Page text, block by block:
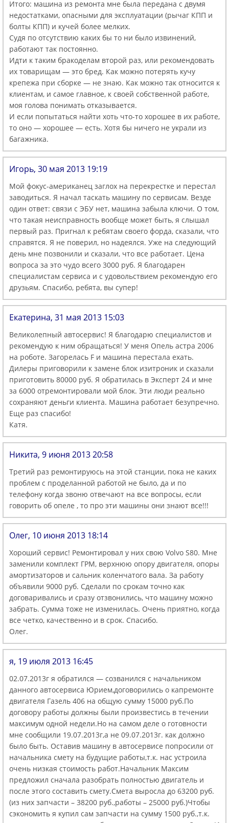
Итого: машина из ремонта мне была передана с двумя
недостатками, опасными для эксплуатации (рычаг КПП и
болты КПП) и кучей более мелких.
Судя по отсутствию каких бы то ни было извинений,
работают так постоянно.
Идти к таким бракоделам второй раз, или рекомендовать
их товарищам — это бред. Как можно потерять кучу
крепежа при сборке — не знаю. Как можно так относится к
клиентам, и самое главное, к своей собственной работе,
моя голова понимать отказывается.
И если попытаться найти хоть что-то хорошее в их работе,
то оно — хорошее — есть. Хотя бы ничего не украли из
багажника.
Игорь, 30 мая 2013 19:19
Мой фокус-американец заглох на перекрестке и перестал
заводиться. Я начал таскать машину по сервисам. Везде
один ответ: связи с ЭБУ нет, машина забыла ключи. О том,
что такая неисправность вообще может быть, я слышал
первый раз. Пригнал к ребятам своего форда, сказали, что
справятся. Я не поверил, но надеялся. Уже на следующий
день мне позвонили и сказали, что все работает. Цена
вопроса за это чудо всего 3000 руб. Я благодарен
специалистам сервиса и с удовольствием рекомендую его
друзьям. Спасибо, ребята, вы супер!
Екатерина, 31 мая 2013 15:03
Великолепный автосервис! Я благодарю специалистов и
рекомендую к ним обращаться! У меня Опель астра 2006
на роботе. Загорелась F и машина перестала ехать.
Дилеры приговорили к замене блок изитроник и сказали
приготовить 80000 руб. Я обратилась в Эксперт 24 и мне
за 6000 отремонтировали мой блок. Эти люди реально
сохраняют деньги клиента. Машина работает безупречно.
Еще раз спасибо!
Катя.
Никита, 9 июня 2013 20:58
Третий раз ремонтируюсь на этой станции, пока не каких
проблем с проделанной работой не было, да и по
телефону когда звоню отвечают на все вопросы, если
говорить об опеле , то про эти машины они знают все!!!
Олег, 10 июня 2013 18:14
Хороший сервис! Ремонтировал у них свою Volvo S80. Мне
заменили комплект ГРМ, верхнюю опору двигателя, опоры
амортизаторов и сальник коленчатого вала. За работу
объявили 9000 руб. Сделали по срокам точно как
договаривались и сразу отзвонились, что машину можно
забрать. Сумма тоже не изменилась. Очень приятно, когда
все четко, качественно и в срок. Спасибо.
Олег.
я, 19 июля 2013 16:45
02.07.2013г я обратился — созванился с начальником
данного автосервиса Юрием,договорились о капремонте
двигателя Газель 406 на общую сумму 15000 руб.По
договору работы должны были произвестись в течении
максимум одной недели.Но на самом деле о готовности
мне сообщили 19.07.2013г,а не 09.07.2013г. как должно
было быть. Оставив машину в автосервисе попросили от
начальника смету на будущие работы,т.к. нас устроила
очень низкая стоимость работ.Начальник Максим
предложил сначала разобрать полностью двигатель и
после этого составить смету.Смета выросла до 63200 руб.
(из них запчасти – 38200 руб.,работы – 25000 руб.)Чтобы
сэкономить я купил сам запчасти на сумму 1500 руб.,т.к.